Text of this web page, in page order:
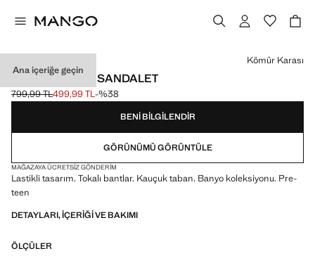
Ana içeriğe geçin
TOKALI LASTIK SANDALET
Üstü çizili ilk fiyat [799,99 TL ]
799,99 TL
Güncel fiyat [499,99 TL ]
499,99 TL-%38
Bir renk seçin
Kömür Karası
BENI BILGILENDIR
GÖRÜNÜMÜ GÖRÜNTÜLE
MAĞAZAYA ÜCRETSIZ GÖNDERIM
Lastikli tasarım. Tokalı bantlar. Kauçuk taban. Banyo koleksiyonu. Pre-
teen
DETAYLARI, IÇERIĞI VE BAKIMI
ÖLÇÜLER